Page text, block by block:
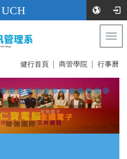
UCH
健行首頁 商管學院 行事曆